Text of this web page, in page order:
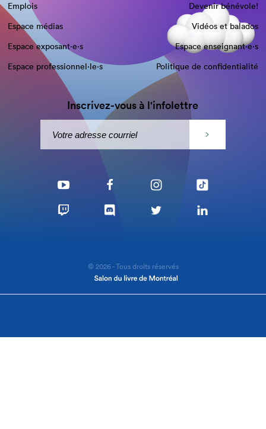
Emplois
Devenir bénévole!
Espace médias
Vidéos et balados
Espace exposant·e⋅s
Espace enseignant·e⋅s
Espace professionnel·le⋅s
Politique de confidentialité
Inscrivez-vous à l'infolettre
© 2026 - Tous droits réservés